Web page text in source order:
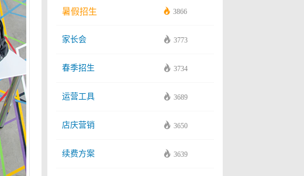
暑假招生 3866
家长会 3773
春季招生 3734
运营工具 3689
店庆营销 3650
续费方案 3639